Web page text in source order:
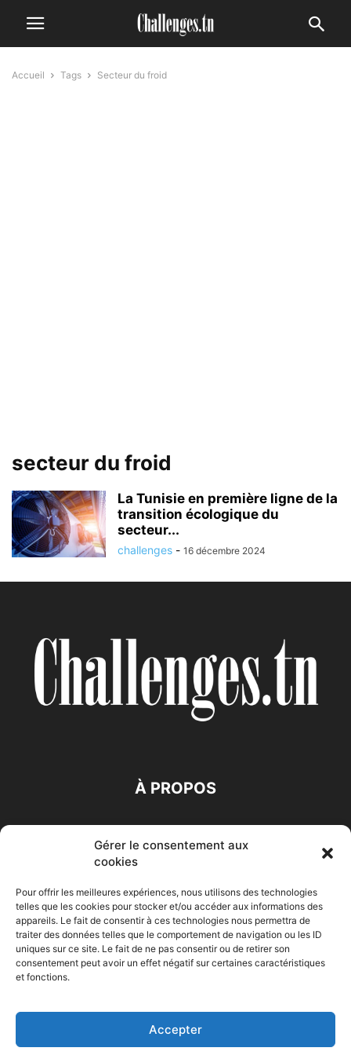
Gérer le consentement aux
cookies
Pour offrir les meilleures expériences, nous utilisons des technologies
telles que les cookies pour stocker et/ou accéder aux informations des
appareils. Le fait de consentir à ces technologies nous permettra de
traiter des données telles que le comportement de navigation ou les ID
uniques sur ce site. Le fait de ne pas consentir ou de retirer son
consentement peut avoir un effet négatif sur certaines caractéristiques
et fonctions.
Accepter
Accueil Tags Secteur du froid
secteur du froid
La Tunisie en première ligne de la
transition écologique du
secteur...
challenges - 16 décembre 2024
À PROPOS
Accueil Economie Entreprises Entrepreneur
Maghreb
© Challenges.tn By AAKOM.DIGITAL